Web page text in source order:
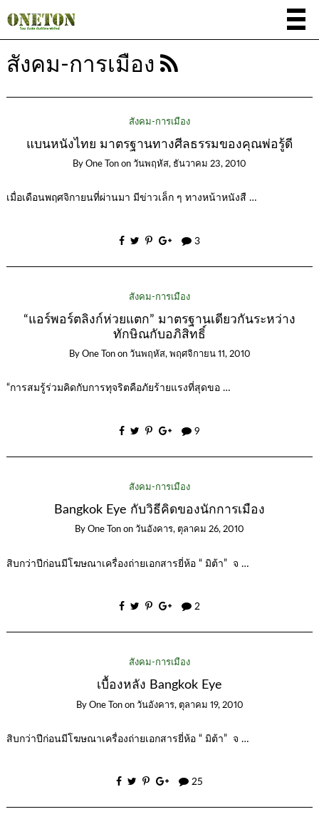
สังคม-การเมือง
สังคม-การเมือง
แบนหนังไทย มาตรฐานทางศีลธรรมของคุณพ่อรู้ดี
By One Ton on วันพฤหัส, ธันวาคม 23, 2010
เมื่อเดือนพฤศจิกายนที่ผ่านมา มีข่าวเล็ก ๆ ทางหน้าหนังสื …
3
สังคม-การเมือง
“แอร์พอร์ตลิงก์ห่วยแตก” มาตรฐานเดียวกันระหว่าง
ทักษิณกับอภิสิทธิ์
By One Ton on วันพฤหัส, พฤศจิกายน 11, 2010
“การสมรู้ร่วมคิดกับการทุจริตคือภัยร้ายแรงที่สุดขอ …
9
สังคม-การเมือง
Bangkok Eye กับวิธีคิดของนักการเมือง
By One Ton on วันอังคาร, ตุลาคม 26, 2010
สิบกว่าปีก่อนมีโฆษณาเครื่องถ่ายเอกสารยี่ห้อ “ มิต้า” จ …
2
สังคม-การเมือง
เบื้องหลัง Bangkok Eye
By One Ton on วันอังคาร, ตุลาคม 19, 2010
สิบกว่าปีก่อนมีโฆษณาเครื่องถ่ายเอกสารยี่ห้อ “ มิต้า” จ …
25